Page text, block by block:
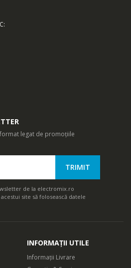
:
legat de promoțiile
de la electromix.ro
site să folosească datele
INFORMAȚII UTILE
Informații Livrare